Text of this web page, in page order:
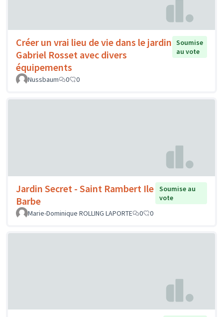
Créer un vrai lieu de vie dans le jardin
Gabriel Rosset avec divers
équipements
Soumise
au vote
Nussbaum 0 0
Jardin Secret - Saint Rambert Ile
Barbe
Soumise au
vote
Marie-Dominique ROLLING LAPORTE
0 0